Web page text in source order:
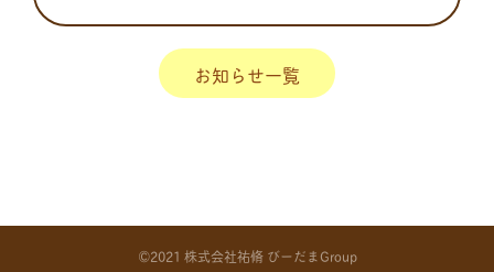
お知らせ一覧
©2021 株式会社祐脩 びーだまGroup